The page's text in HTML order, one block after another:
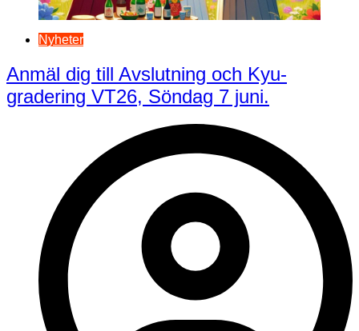
Nyheter
Anmäl dig till Avslutning och Kyu-
gradering VT26, Söndag 7 juni.